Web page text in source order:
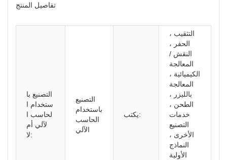
تفاصيل المنتج
التصنيع با
ستخدام ا
لحاسب ا
لآلي أم
لا:
التصنيع
باستخدام
الحاسب
الآلي
يكتب:
التثقيب ،
الحفر ،
النقش /
المعالجة
الكيميائية ،
المعالجة
بالليزر ،
الطحن ،
خدمات
التصنيع
الأخرى ،
النماذج
الأولية